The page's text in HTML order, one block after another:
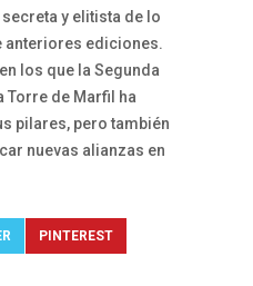
y elitista de lo
anteriores ediciones.
los que la Segunda
Torre de Marfil ha
pilares, pero también
nuevas alianzas en
PINTEREST